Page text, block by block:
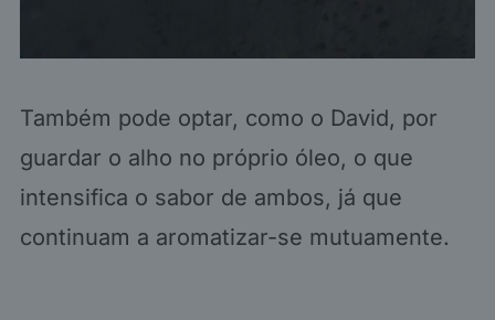
Também pode optar, como o David, por
guardar o alho no próprio óleo, o que
intensifica o sabor de ambos, já que
continuam a aromatizar-se mutuamente.